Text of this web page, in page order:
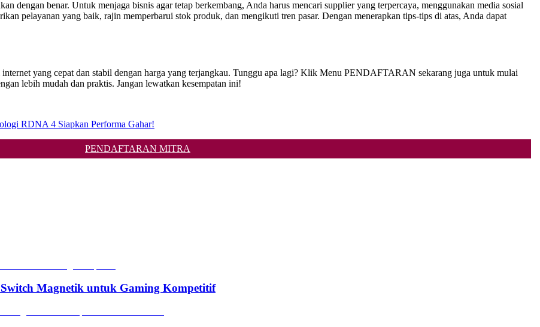
dengan benar. Untuk menjaga bisnis agar tetap berkembang, Anda harus mencari supplier yang terpercaya, menggunakan media sosial
pelayanan yang baik, rajin memperbarui stok produk, dan mengikuti tren pasar. Dengan menerapkan tips-tips di atas, Anda dapat
yang cepat dan stabil dengan harga yang terjangkau. Tunggu apa lagi? Klik Menu PENDAFTARAN sekarang juga untuk mulai
lebih mudah dan praktis. Jangan lewatkan kesempatan ini!
RDNA 4 Siapkan Performa Gahar!
PENDAFTARAN MITRA
Magnetik untuk Gaming Kompetitif